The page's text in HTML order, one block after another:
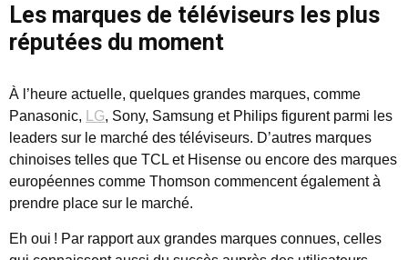
Les marques de téléviseurs les plus
réputées du moment
À l’heure actuelle, quelques grandes marques, comme
Panasonic,
LG, Sony, Samsung et Philips figurent parmi les
leaders sur le marché des téléviseurs. D’autres marques
chinoises telles que TCL et Hisense ou encore des marques
européennes comme Thomson commencent également à
prendre place sur le marché.
Eh oui ! Par rapport aux grandes marques connues, celles